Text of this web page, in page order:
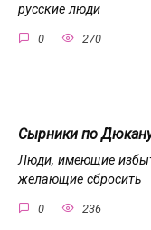
русские люди
0 270
Сырники по
Люди, имеющие
желающие сбросить
0 236